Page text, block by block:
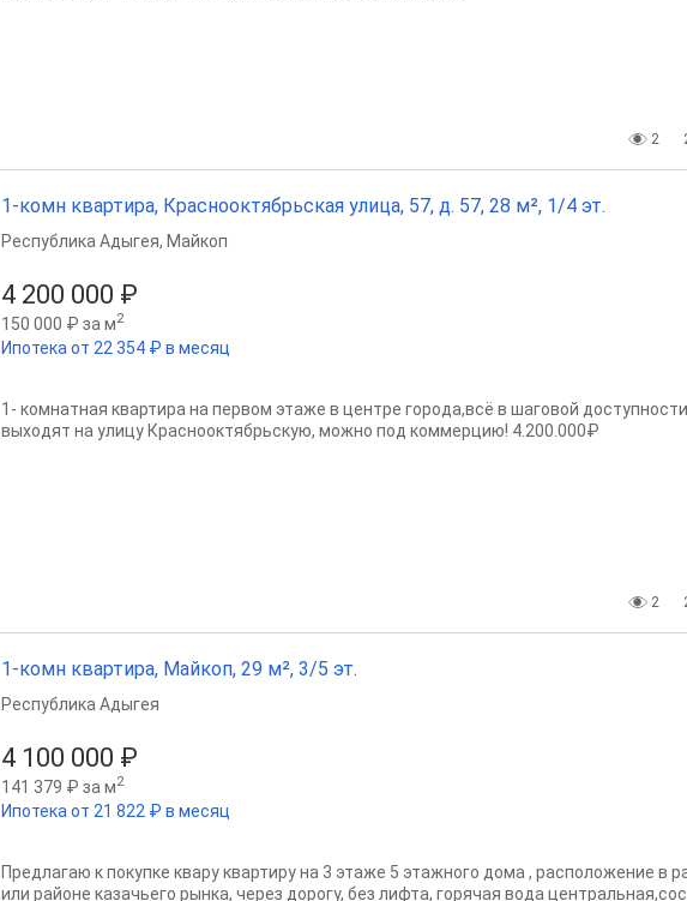
2
1-комн квартира, Краснооктябрьская улица, 57, д. 57, 28 м², 1/4 эт.
4 200 000 ₽
150 000 ₽ за м2
Ипотека от 22 354 ₽ в месяц
Республика Адыгея, Майкоп
1- комнатная квартира на первом этаже в центре города,всё в шаговой
выходят на улицу Краснооктябрьскую, можно под коммерцию! 4.200.000₽
2
1-комн квартира, Майкоп, 29 м², 3/5 эт.
4 100 000 ₽
141 379 ₽ за м2
Ипотека от 21 822 ₽ в месяц
Республика Адыгея
Предлагаю к покупке квару квартиру на 3 этаже 5 этажного дома , расположение в
или районе казачьего рынка, через дорогу, без лифта, горячая вода